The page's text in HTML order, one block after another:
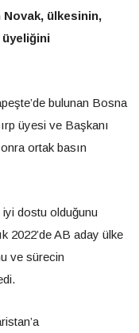
ülkesinin,
üyeliğini
bulunan Bosna
üyesi ve Başkanı
ortak basın
iyi dostu olduğunu
2022’de AB aday ülke
ve sürecin